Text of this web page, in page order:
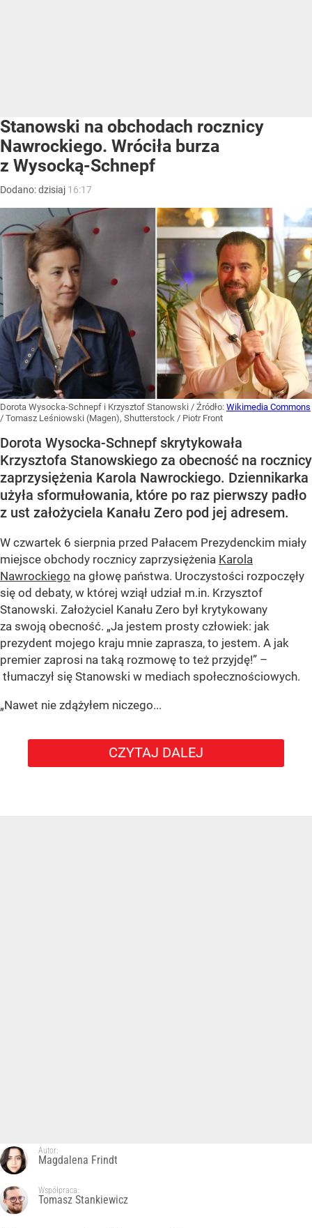
Stanowski na obchodach rocznicy
Nawrockiego. Wróciła burza
z Wysocką-Schnepf
Dodano:dzisiaj 16:17
Dorota Wysocka-Schnepf i Krzysztof Stanowski / Źródło: Wikimedia Commons
/ Tomasz Leśniowski (Magen), Shutterstock / Piotr Front
Dorota Wysocka-Schnepf skrytykowała
Krzysztofa Stanowskiego za obecność na rocznicy
zaprzysiężenia Karola Nawrockiego. Dziennikarka
użyła sformułowania, które po raz pierwszy padło
z ust założyciela Kanału Zero pod jej adresem.
W czwartek 6 sierpnia przed Pałacem Prezydenckim miały
miejsce obchody rocznicy zaprzysiężenia Karola
Nawrockiego na głowę państwa. Uroczystości rozpoczęły
się od debaty, w której wziął udział m.in. Krzysztof
Stanowski. Założyciel Kanału Zero był krytykowany
za swoją obecność. „Ja jestem prosty człowiek: jak
prezydent mojego kraju mnie zaprasza, to jestem. A jak
premier zaprosi na taką rozmowę to też przyjdę!” –
tłumaczył się Stanowski w mediach społecznościowych.
„Nawet nie zdążyłem niczego...
CZYTAJ DALEJ
Autor:
Magdalena Frindt
Współpraca:
Tomasz Stankiewicz